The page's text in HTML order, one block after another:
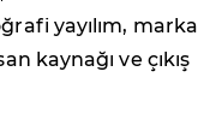
yayılım, marka
kaynağı ve çıkış